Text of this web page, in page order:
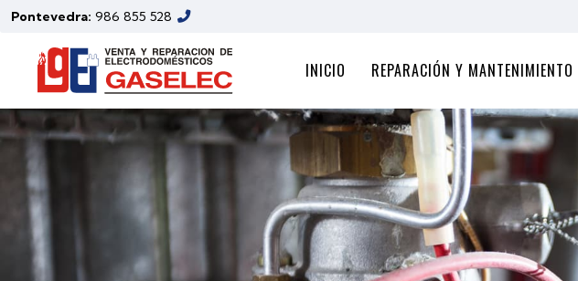
Pontevedra: 986 855 528
INICIO REPARACIÓN Y MANTENIMIENTO